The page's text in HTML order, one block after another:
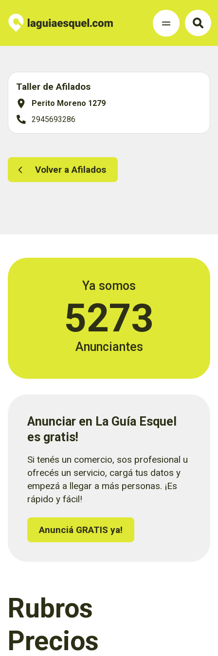
Taller de Afilados
Perito Moreno 1279
2945693286
Volver a Afilados
Ya somos
5273
Anunciantes
Anunciar en La Guía Esquel
es gratis!
Si tenés un comercio, sos profesional u
ofrecés un servicio, cargá tus datos y
empezá a llegar a más personas. ¡Es
rápido y fácil!
Anunciá GRATIS ya!
Rubros
Precios